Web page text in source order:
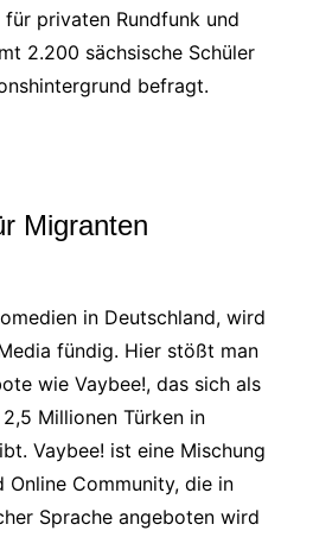
privaten Rundfunk und
2.200 sächsische Schüler
befragt.
Migranten
in Deutschland, wird
fündig. Hier stößt man
wie Vaybee!, das sich als
Millionen Türken in
Vaybee! ist eine Mischung
Community, die in
Sprache angeboten wird